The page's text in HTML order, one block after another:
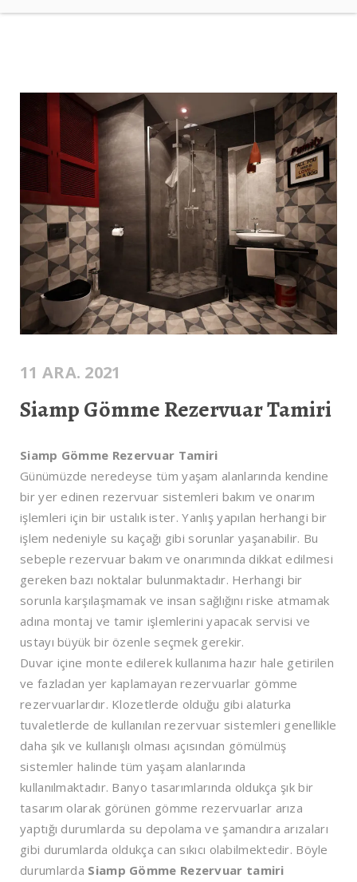
11 ARA. 2021
Siamp Gömme Rezervuar Tamiri
Siamp Gömme Rezervuar Tamiri
Günümüzde neredeyse tüm yaşam alanlarında kendine
bir yer edinen rezervuar sistemleri bakım ve onarım
işlemleri için bir ustalık ister. Yanlış yapılan herhangi bir
işlem nedeniyle su kaçağı gibi sorunlar yaşanabilir. Bu
sebeple rezervuar bakım ve onarımında dikkat edilmesi
gereken bazı noktalar bulunmaktadır. Herhangi bir
sorunla karşılaşmamak ve insan sağlığını riske atmamak
adına montaj ve tamir işlemlerini yapacak servisi ve
ustayı büyük bir özenle seçmek gerekir.
Duvar içine monte edilerek kullanıma hazır hale getirilen
ve fazladan yer kaplamayan rezervuarlar gömme
rezervuarlardır. Klozetlerde olduğu gibi alaturka
tuvaletlerde de kullanılan rezervuar sistemleri genellikle
daha şık ve kullanışlı olması açısından gömülmüş
sistemler halinde tüm yaşam alanlarında
kullanılmaktadır. Banyo tasarımlarında oldukça şık bir
tasarım olarak görünen gömme rezervuarlar arıza
yaptığı durumlarda su depolama ve şamandıra arızaları
gibi durumlarda oldukça can sıkıcı olabilmektedir. Böyle
durumlarda Siamp Gömme Rezervuar tamiri